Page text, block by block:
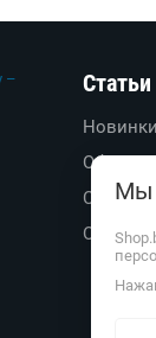
Статьи
Новинки
Обзоры
Советы
Мы